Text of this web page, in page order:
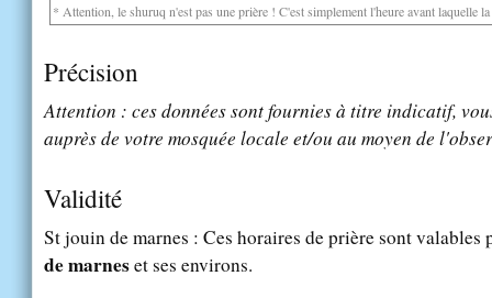
* Attention, le shuruq n'est pas une prière ! C'est simplement l'heure avant laquelle
Précision
Attention : ces données sont fournies à titre indicatif,
auprès de votre mosquée locale et/ou au moyen de
Validité
St jouin de marnes : Ces horaires de prière sont
de marneset ses environs.